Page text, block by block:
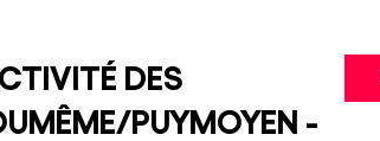
DES
PUYMOYEN -